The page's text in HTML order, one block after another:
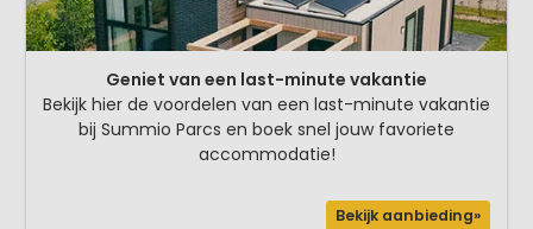
Geniet van een last-minute vakantie
Bekijk hier de voordelen van een last-minute vakantie
bij Summio Parcs en boek snel jouw favoriete
accommodatie!
Bekijk aanbieding»